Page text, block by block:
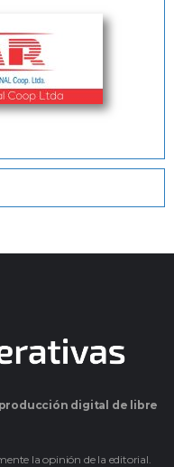
digital de libre
la opinión de la editorial.